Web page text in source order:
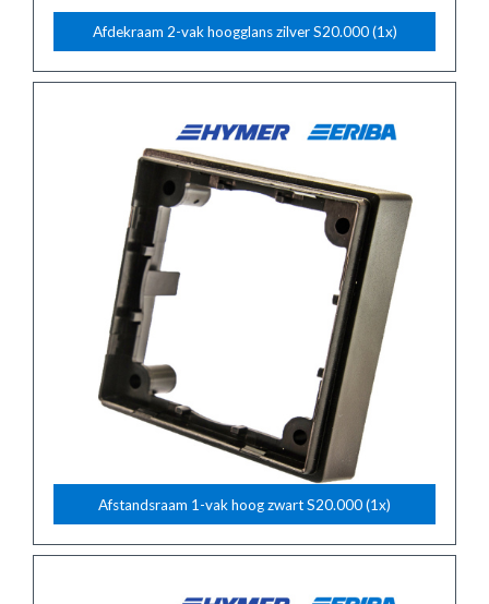
Afdekraam 2-vak hoogglans zilver S20.000 (1x)
Afstandsraam 1-vak hoog zwart S20.000 (1x)